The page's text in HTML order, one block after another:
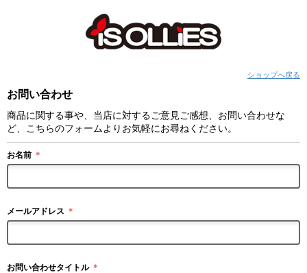
ショップへ戻る
お問い合わせ
商品に関する事や、当店に対するご意見ご感想、お問い合わせな
ど、こちらのフォームよりお気軽にお尋ねください。
お名前 ＊
メールアドレス ＊
お問い合わせタイトル ＊